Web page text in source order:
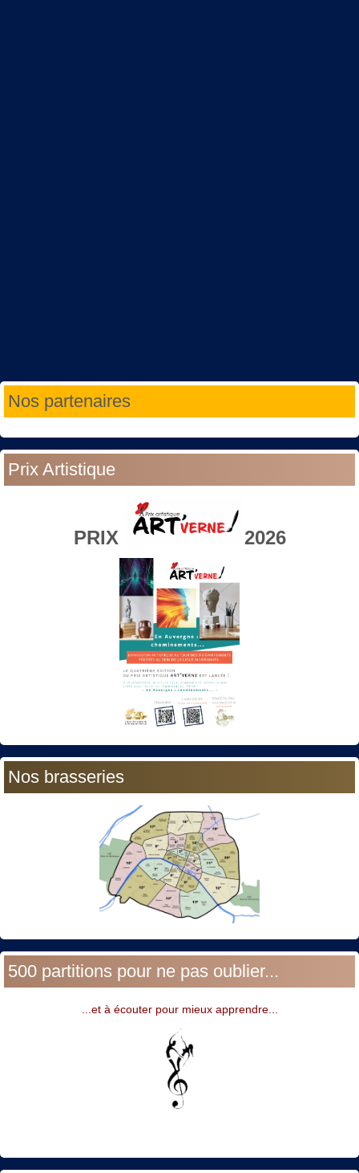
Nos partenaires
Prix Artistique
PRIX 2026
Nos brasseries
500 partitions pour ne pas oublier...
...et à écouter pour mieux apprendre...
Année
précédente
Mois
précédent
Année
suivante
Mois
suivant